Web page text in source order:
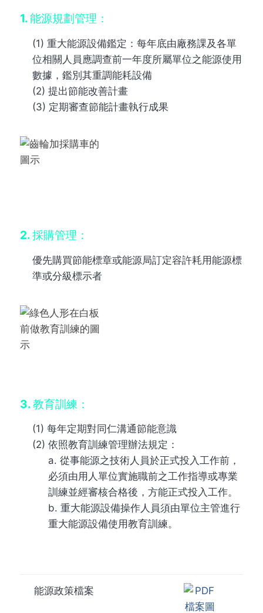
1. 能源規劃管理：
(1) 重大能源設備鑑定：每年底由廠務課及各單
位相關人員應調查前一年度所屬單位之能源使用
數據，鑑別其重調能耗設備
(2) 提出節能改善計畫
(3) 定期審查節能計畫執行成果
2. 採購管理：
優先購買節能標章或能源局訂定容許耗用能源標
準或分級標示者
3. 教育訓練：
(1) 每年定期對同仁溝通節能意識
(2) 依照教育訓練管理辦法規定：
a. 從事能源之技術人員於正式投入工作前，
必須由用人單位實施職前之工作指導或專業
訓練並經審核合格後，方能正式投入工作。
b. 重大能源設備操作人員須由單位主管進行
重大能源設備使用教育訓練。
能源政策檔案